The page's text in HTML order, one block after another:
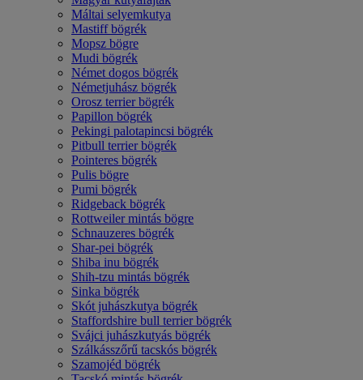
Máltai selyemkutya
Mastiff bögrék
Mopsz bögre
Mudi bögrék
Német dogos bögrék
Németjuhász bögrék
Orosz terrier bögrék
Papillon bögrék
Pekingi palotapincsi bögrék
Pitbull terrier bögrék
Pointeres bögrék
Pulis bögre
Pumi bögrék
Ridgeback bögrék
Rottweiler mintás bögre
Schnauzeres bögrék
Shar-pei bögrék
Shiba inu bögrék
Shih-tzu mintás bögrék
Sinka bögrék
Skót juhászkutya bögrék
Staffordshire bull terrier bögrék
Svájci juhászkutyás bögrék
Szálkásszőrű tacskós bögrék
Szamojéd bögrék